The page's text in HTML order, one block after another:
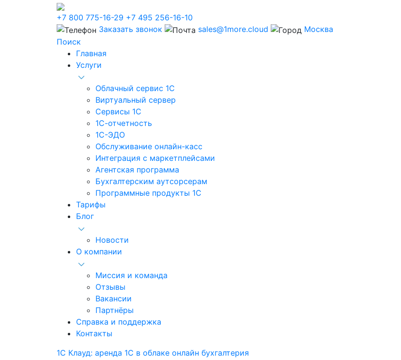
+7 800 775-16-29 +7 495 256-16-10
Заказать звонок
sales@1more.cloud
Москва
Поиск
Главная
Услуги
Облачный сервис 1С
Виртуальный сервер
Сервисы 1С
1С-отчетность
1С-ЭДО
Обслуживание онлайн-касс
Интеграция с маркетплейсами
Агентская программа
Бухгалтерским аутсорсерам
Программные продукты 1С
Тарифы
Блог
Новости
О компании
Миссия и команда
Отзывы
Вакансии
Партнёры
Справка и поддержка
Контакты
1С Клауд: аренда 1С в облаке онлайн бухгалтерия